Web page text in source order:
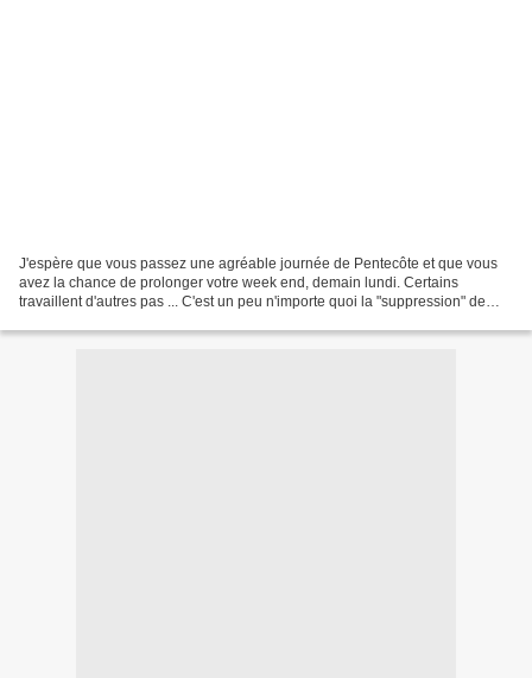
J'espère que vous passez une agréable journée de Pentecôte et que vous
avez la chance de prolonger votre week end, demain lundi. Certains
travaillent d'autres pas ... C'est un peu n'importe quoi la "suppression" de